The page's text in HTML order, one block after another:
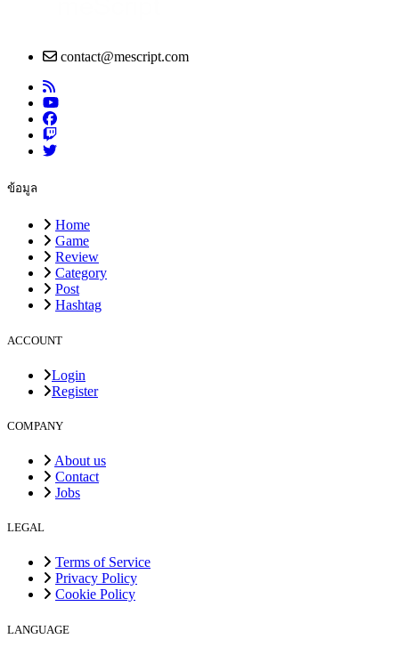
contact@mescript.com
ข้อมูล
Home
Game
Review
Category
Post
Hashtag
ACCOUNT
Login
Register
COMPANY
About us
Contact
Jobs
LEGAL
Terms of Service
Privacy Policy
Cookie Policy
LANGUAGE